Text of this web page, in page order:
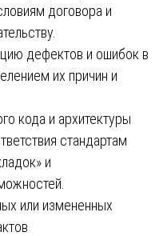
договора и
дефектов и ошибок в
их причин и
кода и архитектуры
стандартам
и
или измененных